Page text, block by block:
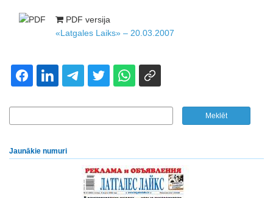
PDF versija
«Latgales Laiks» – 20.03.2007
Jaunākie numuri